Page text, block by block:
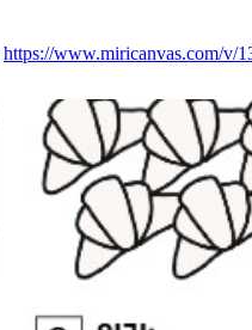
https://www.miricanvas.com/v/